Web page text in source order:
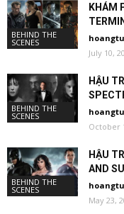
BEHIND THE
SCENES
KHÁM
July 10,
BEHIND THE
SCENES
HẬU
October
BEHIND THE
SCENES
HẬU
AND
May 23,